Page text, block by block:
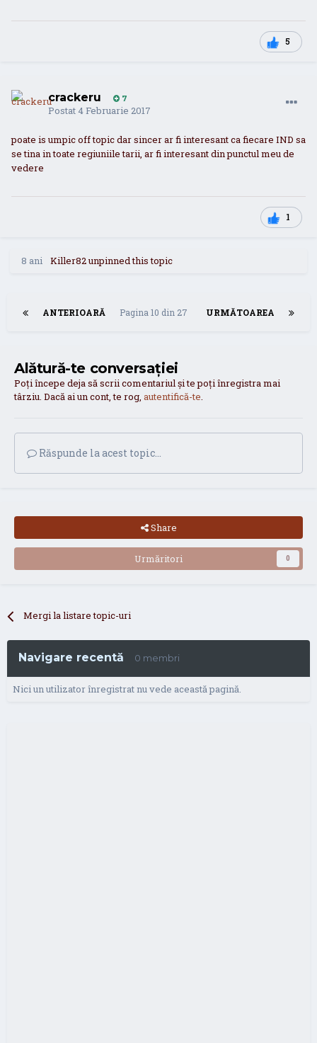
5
crackeru 7
Postat4 Februarie 2017
poate is umpic off topic dar sincer ar fi interesant ca fiecare IND sa
se tina in toate regiuniile tarii, ar fi interesant din punctul meu de
vedere
1
8 ani Killer82unpinned this topic
ANTERIOARĂ URMĂTOAREA
Pagina 10 din 27
Alătură-te conversației
Poți începe deja să scrii comentariul și te poți înregistra mai
târziu. Dacă ai un cont, te rog, autentifică-te.
Răspunde la acest topic...
Share
Urmăritori 0
Mergi la listare topic-uri
Navigare recentă 0 membri
Nici un utilizator înregistrat nu vede această pagină.